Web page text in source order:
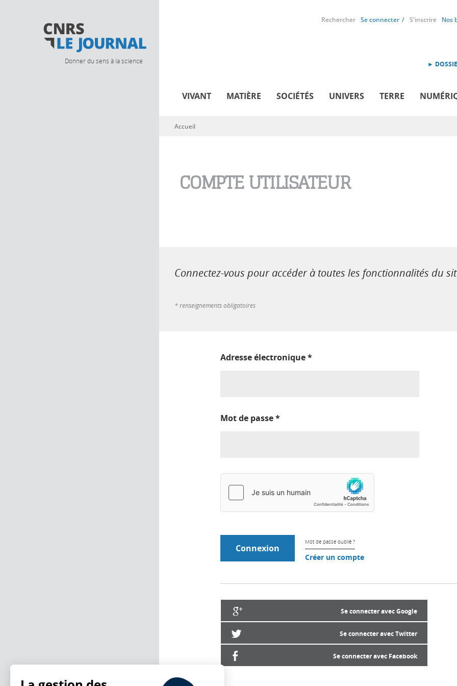
Donner du sens à la science
Rechercher Se connecter S'inscrire Nos
►
VIVANT MATIÈRE SOCIÉTÉS UNIVERS TERRE
Vous êtes ici
Accueil
COMPTE UTILISATEUR
Connectez-vous pour accéder à toutes les fonctionnalités du
* renseignements obligatoires
Adresse électronique*
Mot de passe*
Mot de passe oublié ?
Créer un compte
Se connecter avec Google
Se connecter avec Twitter
Se connecter avec Facebook